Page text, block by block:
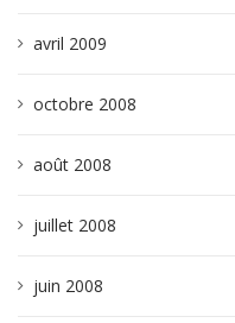
avril 2009
octobre 2008
août 2008
juillet 2008
juin 2008